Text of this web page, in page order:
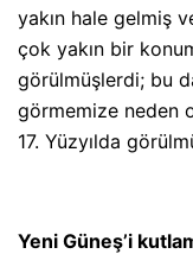
yakın hale gelmiş
çok yakın bir
görülmüşlerdi; bu
görmemize neden
17. Yüzyılda
Yeni Güneş’i